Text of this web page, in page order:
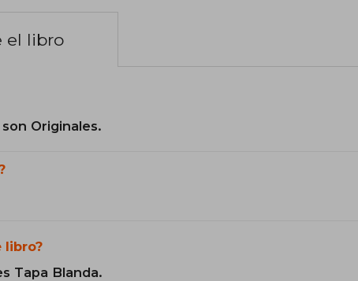
el libro
Originales.
libro?
Tapa Blanda.